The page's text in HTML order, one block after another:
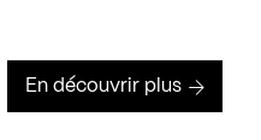
En découvrir plus